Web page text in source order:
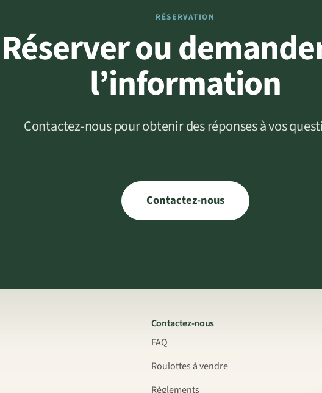
RÉSERVATION
Réserver ou
l’information
Contactez-nous pour obtenir des réponses à vos
Contactez-nous
Contactez-nous
FAQ
Roulottes à vendre
Règlements